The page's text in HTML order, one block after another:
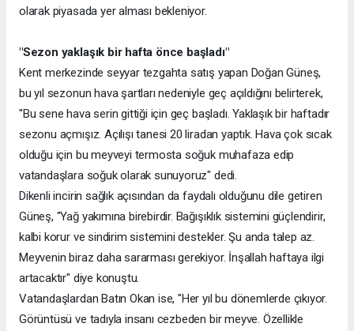
olarak piyasada yer alması bekleniyor.
"Sezon yaklaşık bir hafta önce başladı"
Kent merkezinde seyyar tezgahta satış yapan Doğan Güneş,
bu yıl sezonun hava şartları nedeniyle geç açıldığını belirterek,
"Bu sene hava serin gittiği için geç başladı. Yaklaşık bir haftadır
sezonu açmışız. Açılışı tanesi 20 liradan yaptık. Hava çok sıcak
olduğu için bu meyveyi termosta soğuk muhafaza edip
vatandaşlara soğuk olarak sunuyoruz" dedi.
Dikenli incirin sağlık açısından da faydalı olduğunu dile getiren
Güneş, "Yağ yakımına birebirdir. Bağışıklık sistemini güçlendirir,
kalbi korur ve sindirim sistemini destekler. Şu anda talep az.
Meyvenin biraz daha sararması gerekiyor. İnşallah haftaya ilgi
artacaktır" diye konuştu.
Vatandaşlardan Batın Okan ise, "Her yıl bu dönemlerde çıkıyor.
Görüntüsü ve tadıyla insanı cezbeden bir meyve. Özellikle